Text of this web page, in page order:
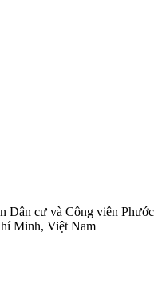
Dân cư và Công viên Phước
Minh, Việt Nam